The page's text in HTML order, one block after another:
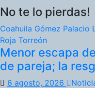
No te lo pierdas!
Coahuila Gómez Palacio
Roja Torreón
Menor escapa
de pareja; la
6 agosto, 2026